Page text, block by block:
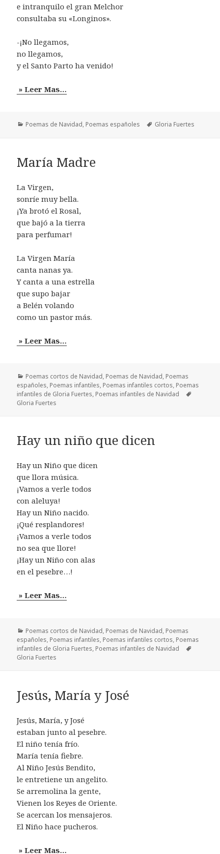
e intranquilo el gran Melchor
consultaba su «Longinos».
-¡No llegamos,
no llegamos,
y el Santo Parto ha venido!
» Leer Mas…
Categorías
Poemas de Navidad, Poemas españoles Etiquetas
Gloria Fuertes
María Madre
La Virgen,
sonríe muy bella.
¡Ya brotó el Rosal,
que bajó a la tierra
para perfumar!
La Virgen María
canta nanas ya.
Y canta a una estrella
que supo bajar
a Belén volando
como un pastor más.
» Leer Mas…
Categorías
Poemas cortos de Navidad, Poemas de Navidad, Poemas
españoles, Poemas infantiles, Poemas infantiles cortos, Poemas
infantiles de Gloria Fuertes, Poemas infantiles de Navidad
Gloria Fuertes
Hay un niño que dicen
Hay un Niño que dicen
que llora música.
¡Vamos a verle todos
con aleluya!
Hay un Niño nacido.
¡Qué resplandores!
¡Vamos a verle todos
no sea que llore!
¡Hay un Niño con alas
en el pesebre…!
» Leer Mas…
Categorías
Poemas cortos de Navidad, Poemas de Navidad, Poemas
españoles, Poemas infantiles, Poemas infantiles cortos, Poemas
infantiles de Gloria Fuertes, Poemas infantiles de Navidad
Gloria Fuertes
Jesús, María y José
Jesús, María, y José
estaban junto al pesebre.
El niño tenía frío.
María tenía fiebre.
Al Niño Jesús Bendito,
le entretiene un angelito.
Se arremolina la gente,
Vienen los Reyes de Oriente.
Se acercan los mensajeros.
El Niño hace pucheros.
» Leer Mas…